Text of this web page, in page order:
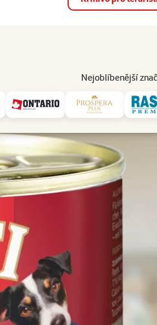
Nejoblíbenější
Prodejny
Konzerva Rinti Gold bažant 185g